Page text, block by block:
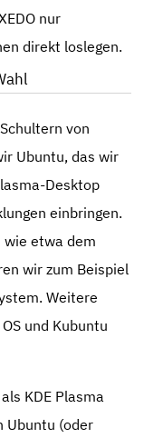
nur
direkt loslegen.
von
Ubuntu, das wir
Desktop
einbringen.
wie etwa dem
wir zum Beispiel
Weitere
und Kubuntu
KDE Plasma
Ubuntu (oder